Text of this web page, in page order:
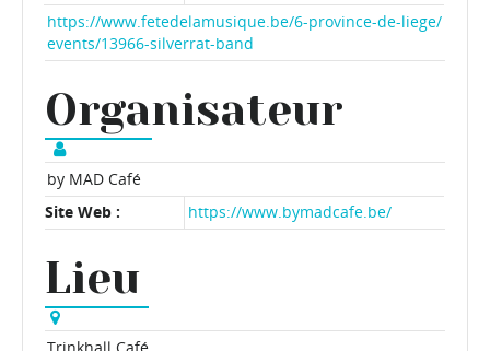
https://www.fetedelamusique.be/6-province-de-liege/
events/13966-silverrat-band
Organisateur
by MAD Café
Site Web :
https://www.bymadcafe.be/
Lieu